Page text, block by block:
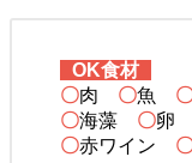
OK食材
〇肉 〇魚
〇海藻 〇卵
〇赤ワイン